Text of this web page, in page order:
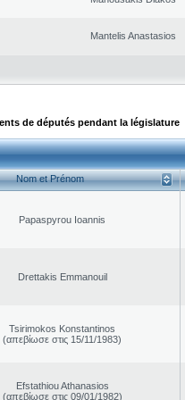
Mantelis Anastasios
de députés pendant la législature
Nom et Prénom
Papaspyrou Ioannis
Drettakis Emmanouil
Tsirimokos Konstantinos
(απεβίωσε στις 15/11/1983)
Efstathiou Athanasios
(απεβίωσε στις 09/01/1982)